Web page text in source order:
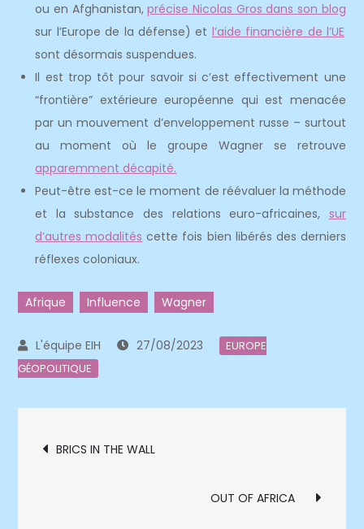
ou en Afghanistan,précise Nicolas Gros dans son blog
sur l’Europe de la défense) et l’aide financière de l’UE
sont désormais suspendues.
Il est trop tôt pour savoir si c’est effectivement une
“frontière” extérieure européenne qui est menacée
par un mouvement d’enveloppement russe – surtout
au moment où le groupe Wagner se retrouve
apparemment décapité.
Peut-être est-ce le moment de réévaluer la méthode
et la substance des relations euro-africaines, sur
d’autres modalités cette fois bien libérés des derniers
réflexes coloniaux.
Afrique Influence Wagner
27/08/2023
EUROPE
GÉOPOLITIQUE
Navigation
BRICS IN THE WALL
OUT OF AFRICA